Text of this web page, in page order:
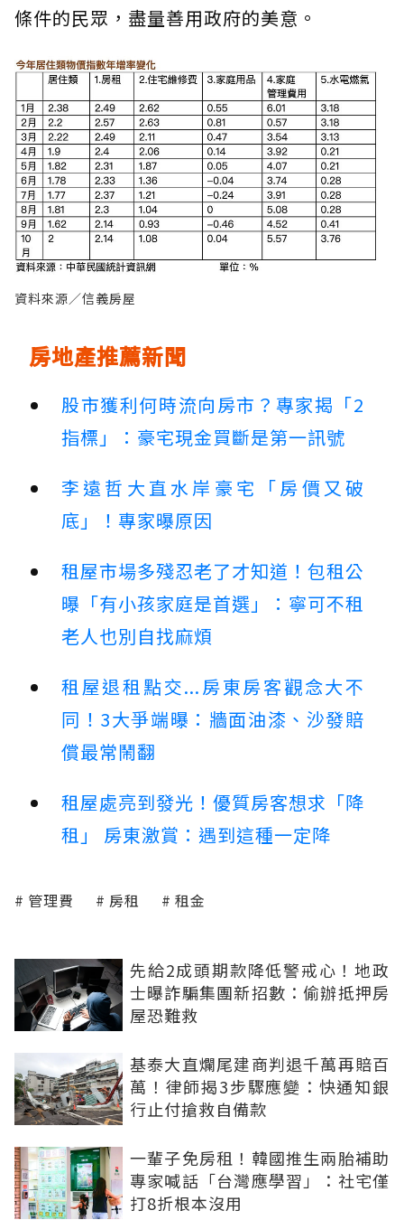
條件的民眾，盡量善用政府的美意。
資料來源／信義房屋
房地產推薦新聞
股市獲利何時流向房市？專家揭「2
指標」：豪宅現金買斷是第一訊號
李遠哲大直水岸豪宅「房價又破
底」！專家曝原因
租屋市場多殘忍老了才知道！包租公
曝「有小孩家庭是首選」：寧可不租
老人也別自找麻煩
租屋退租點交...房東房客觀念大不
同！3大爭端曝：牆面油漆、沙發賠
償最常鬧翻
租屋處亮到發光！優質房客想求「降
租」 房東激賞：遇到這種一定降
管理費 房租 租金
先給2成頭期款降低警戒心！地政
士曝詐騙集團新招數：偷辦抵押房
屋恐難救
基泰大直爛尾建商判退千萬再賠百
萬！律師揭3步驟應變：快通知銀
行止付搶救自備款
一輩子免房租！韓國推生兩胎補助
專家喊話「台灣應學習」：社宅僅
打8折根本沒用